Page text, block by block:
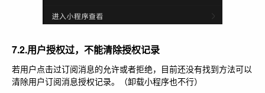
7.2.用户授权过，不能清除授权记录
若用户点击过订阅消息的允许或者拒绝，目前还没有找到方法可以
清除用户订阅消息授权记录。（卸载小程序也不行）